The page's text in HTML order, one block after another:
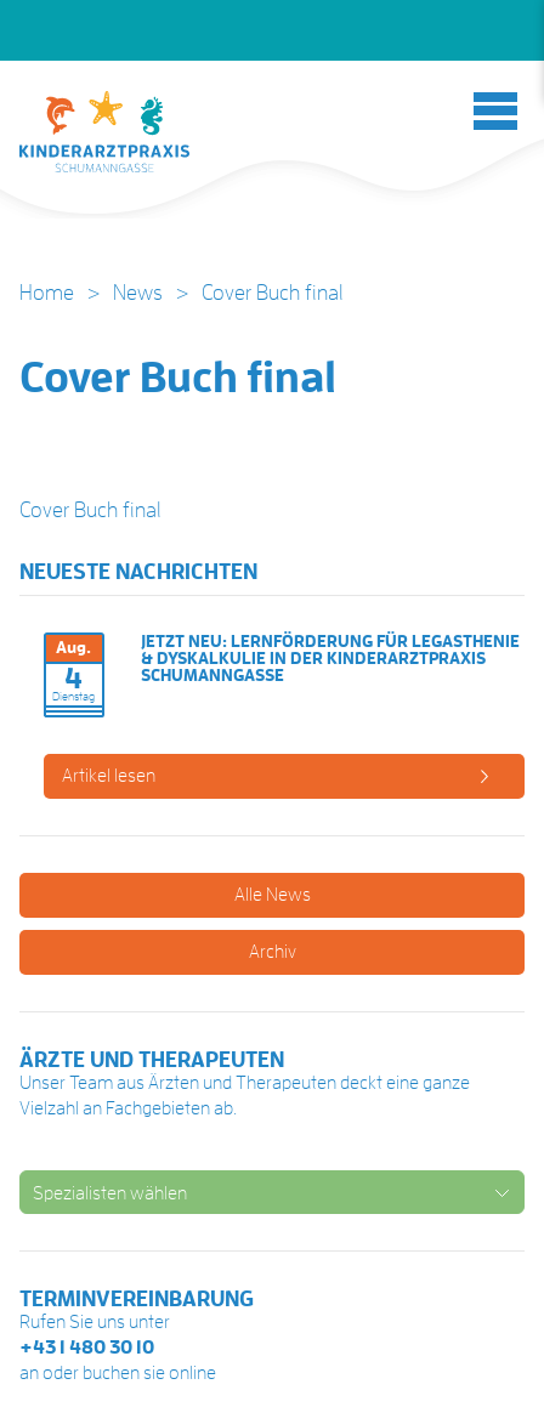
Home > News > Cover Buch final
Cover Buch final
Cover Buch final
NEUESTE NACHRICHTEN
Aug.
4
Dienstag
JETZT NEU: LERNFÖRDERUNG FÜR LEGASTHENIE
& DYSKALKULIE IN DER KINDERARZTPRAXIS
SCHUMANNGASSE
Artikel lesen
Alle News
Archiv
ÄRZTE UND THERAPEUTEN
Unser Team aus Ärzten und Therapeuten deckt eine ganze
Vielzahl an Fachgebieten ab.
Spezialisten wählen
TERMINVEREINBARUNG
Rufen Sie uns unter
+43 1 480 30 10
an oder buchen sie online